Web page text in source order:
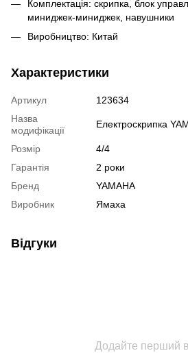
Комплектація: скрипка, блок
миниджек-миниджек, навушники
Виробництво: Китай
Характеристики
Артикул
123634
Назва
модифікації
Електроскрипка
Розмір
4/4
Гарантія
2 роки
Бренд
YAMAHA
Виробник
Ямаха
Відгуки
Додайте перший